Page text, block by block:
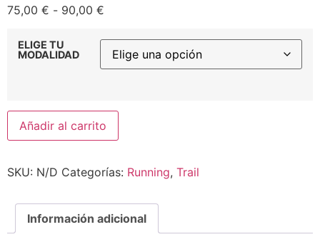
75,00 € - 90,00 €
ELIGE TU
MODALIDAD
Añadir al carrito
SKU: N/D Categorías: Running, Trail
Información adicional